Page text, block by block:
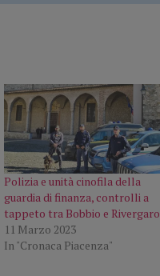
Polizia e unità cinofila della
guardia di finanza, controlli a
tappeto tra Bobbio e Rivergaro
11 Marzo 2023
In "Cronaca Piacenza"